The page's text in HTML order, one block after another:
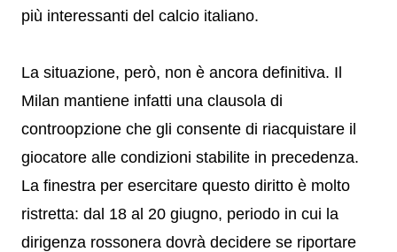
più interessanti del calcio italiano.
La situazione, però, non è ancora definitiva. Il
Milan mantiene infatti una clausola di
controopzione che gli consente di riacquistare il
giocatore alle condizioni stabilite in precedenza.
La finestra per esercitare questo diritto è molto
ristretta: dal 18 al 20 giugno, periodo in cui la
dirigenza rossonera dovrà decidere se riportare